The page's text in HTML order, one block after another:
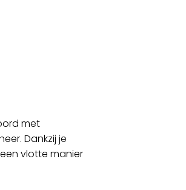
met
Dankzij je
vlotte manier